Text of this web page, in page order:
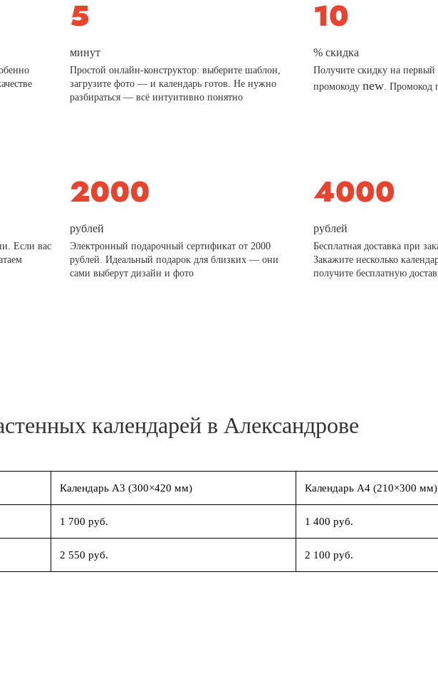
минут
Простой онлайн-конструктор: выберите шаблон,
загрузите фото — и календарь готов. Не нужно
разбираться — всё интуитивно понятно
% скидка
Получите скидку на первый
промокоду new. Промокод
Если вас
рублей
Электронный подарочный сертификат от 2000
рублей. Идеальный подарок для близких — они
сами выберут дизайн и фото
рублей
Бесплатная доставка при
Закажите несколько
получите бесплатную
календарей в Александрове
Календарь А3 (300×420 мм) Календарь А4 (210×300 мм)
1 700 руб. 1 400 руб.
2 550 руб. 2 100 руб.